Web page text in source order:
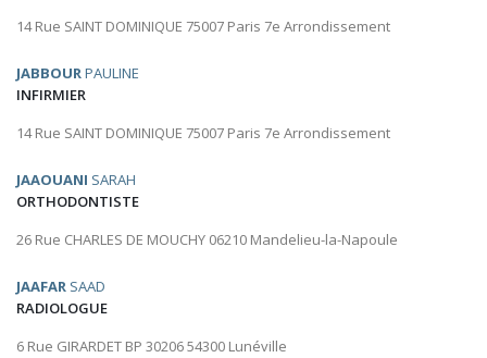
14 Rue SAINT DOMINIQUE 75007 Paris 7e Arrondissement
JABBOURPAULINE
INFIRMIER
14 Rue SAINT DOMINIQUE 75007 Paris 7e Arrondissement
JAAOUANI SARAH
ORTHODONTISTE
26 Rue CHARLES DE MOUCHY 06210 Mandelieu-la-Napoule
JAAFAR SAAD
RADIOLOGUE
6 Rue GIRARDET BP 30206 54300 Lunéville